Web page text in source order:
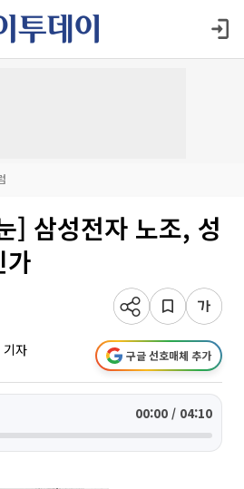
] 삼성전자 노조, 성
가
기자 구글 선호매체 추가
00:00 / 04:10